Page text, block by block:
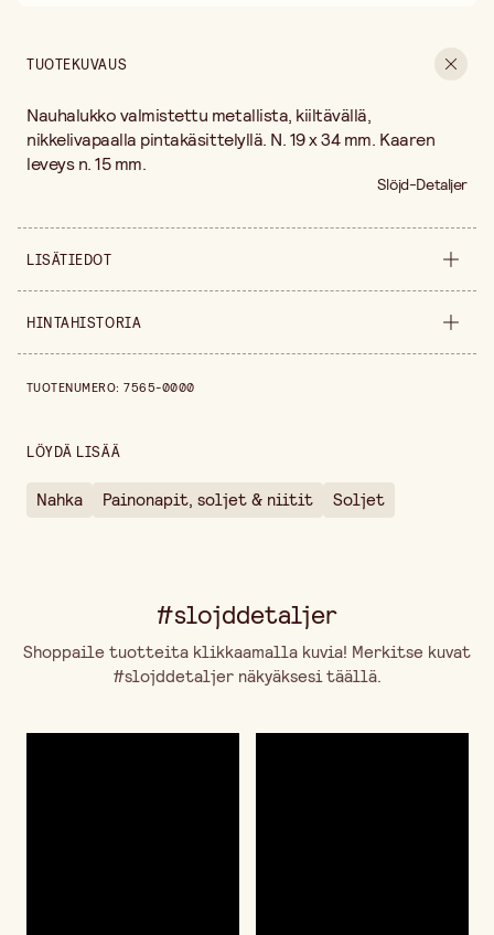
TUOTEKUVAUS
Nauhalukko valmistettu metallista, kiiltävällä,
nikkelivapaalla pintakäsittelyllä. N. 19 x 34 mm. Kaaren
leveys n. 15 mm.
Slöjd-Detaljer
LISÄTIEDOT
Myyntiyksikkö kappale
HINTAHISTORIA
TUOTENUMERO:7565-0000
LÖYDÄ LISÄÄ
Nahka Painonapit, soljet & niitit Soljet
#slojddetaljer
Shoppaile tuotteita klikkaamalla kuvia! Merkitse kuvat
#slojddetaljer näkyäksesi täällä.